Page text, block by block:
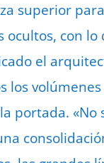
superior
con
el
los
portada.